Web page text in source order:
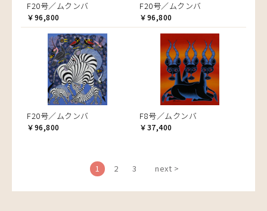
F20号／ムクンバ
￥96,800
F20号／ムクンバ
￥96,800
F20号／ムクンバ
￥96,800
F8号／ムクンバ
￥37,400
1 2 3 next >